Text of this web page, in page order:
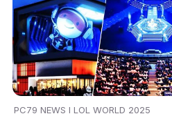
PC79 NEWS I LOL WORLD 2025